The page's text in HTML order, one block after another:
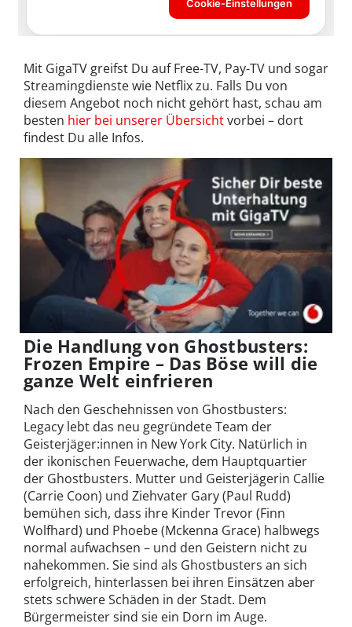
Mit GigaTV greifst Du auf Free-TV, Pay-TV und sogar
Streamingdienste wie Netflix zu. Falls Du von
diesem Angebot noch nicht gehört hast, schau am
besten hier bei unserer Übersichtvorbei – dort
findest Du alle Infos.
Die Handlung von Ghostbusters:
Frozen Empire – Das Böse will die
ganze Welt einfrieren
Nach den Geschehnissen von Ghostbusters:
Legacy lebt das neu gegründete Team der
Geisterjäger:innen in New York City. Natürlich in
der ikonischen Feuerwache, dem Hauptquartier
der Ghostbusters. Mutter und Geisterjägerin Callie
(Carrie Coon) und Ziehvater Gary (Paul Rudd)
bemühen sich, dass ihre Kinder Trevor (Finn
Wolfhard) und Phoebe (Mckenna Grace) halbwegs
normal aufwachsen – und den Geistern nicht zu
nahekommen. Sie sind als Ghostbusters an sich
erfolgreich, hinterlassen bei ihren Einsätzen aber
stets schwere Schäden in der Stadt. Dem
Bürgermeister sind sie ein Dorn im Auge.